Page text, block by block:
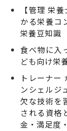
【管理 栄
かる栄養コ
栄養豆知識
食べ物に入
ども向け栄
トレーナー
ンシェルジ
欠な技術を
される資格
金・満足度